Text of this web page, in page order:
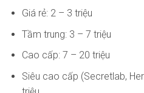
Giá rẻ: 2 – 3 triệu
Tầm trung: 3 – 7 triệu
Cao cấp: 7 – 20 triệu
Siêu cao cấp (Secretlab,